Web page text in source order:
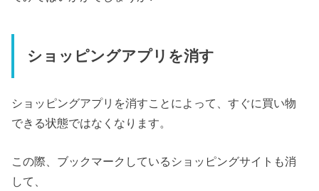
ショッピングアプリを消す
ショッピングアプリを消すことによって、すぐに買い物
できる状態ではなくなります。
この際、ブックマークしているショッピングサイトも消
して、